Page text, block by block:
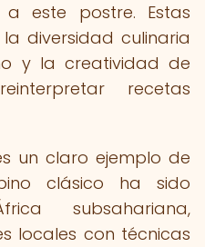
este postre. Estas
diversidad culinaria
y la creatividad de
recetas
un claro ejemplo de
clásico ha sido
subsahariana,
locales con técnicas